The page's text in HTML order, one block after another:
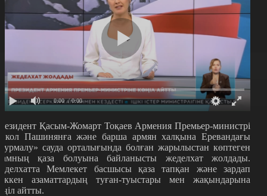
0:00 / 0:00
Қасым-Жомарт Тоқаев Армения Премьер-министрі
Пашинянға және барша армян халқына Еревандағы
сауда орталығында болған жарылыстан көптеген
қаза болуына байланысты жеделхат жолдады.
Мемлекет басшысы қаза тапқан және зардап
азаматтардың туған-туыстары мен жақындарына
айтты.